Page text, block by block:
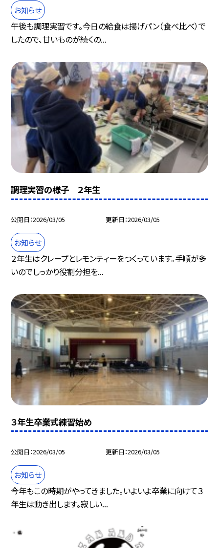
お知らせ
午後も調理実習です。今日の給食は揚げパン（食べ比べ）で
したので、甘いものが続くの...
調理実習の様子 ２年生
公開日 2026/03/05 更新日 2026/03/05
お知らせ
２年生はクレープとレモンティーをつくっています。手順が多
いのでしっかり役割分担を...
３年生卒業式練習始め
公開日 2026/03/05 更新日 2026/03/05
お知らせ
今年もこの時期がやってきました。いよいよ卒業に向けて３
年生は動き出します。寂しい...